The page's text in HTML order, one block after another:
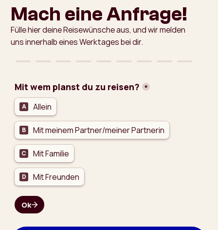
Mach eine Anfrage!​
Fülle hier deine Reisewünsche aus, und wir melden
uns innerhalb eines Werktages bei dir.